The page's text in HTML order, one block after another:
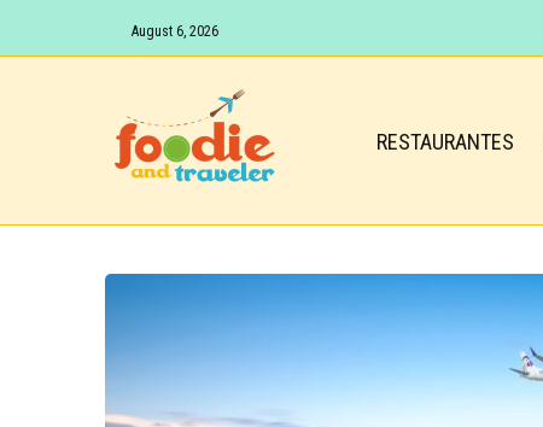
August 6, 2026
RESTAURANTES